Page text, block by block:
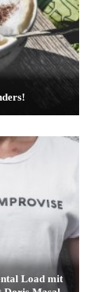
Load mit